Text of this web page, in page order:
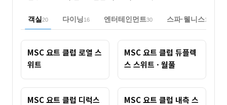
객실 20 다이닝16 엔터테인먼트30 스파·웰니스12
MSC 요트 클럽 로열 스
위트
MSC 요트 클럽 듀플렉
스 스위트 · 월풀
MSC 요트 클럽 디럭스
MSC 요트 클럽 내측 스